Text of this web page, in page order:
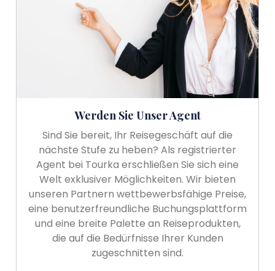
Werden Sie Unser Agent
Sind Sie bereit, Ihr Reisegeschäft auf die
nächste Stufe zu heben? Als registrierter
Agent bei Tourka erschließen Sie sich eine
Welt exklusiver Möglichkeiten. Wir bieten
unseren Partnern wettbewerbsfähige Preise,
eine benutzerfreundliche Buchungsplattform
und eine breite Palette an Reiseprodukten,
die auf die Bedürfnisse Ihrer Kunden
zugeschnitten sind.